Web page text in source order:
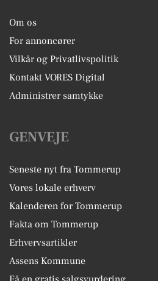
Om os
For annoncører
Vilkår og Privatlivspolitik
Kontakt VORES Digital
Administrer samtykke
GENVEJE
Seneste nyt fra Tommerup
Vores lokale erhverv
Kalenderen for Tommerup
Fakta om Tommerup
Erhvervsartikler
Assens Kommune